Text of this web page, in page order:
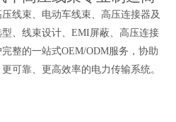
线束、电动车线束、高压连接器及
、线束设计、EMI屏蔽、高压连接
整的一站式OEM/ODM服务，协助
可靠、更高效率的电力传输系统。